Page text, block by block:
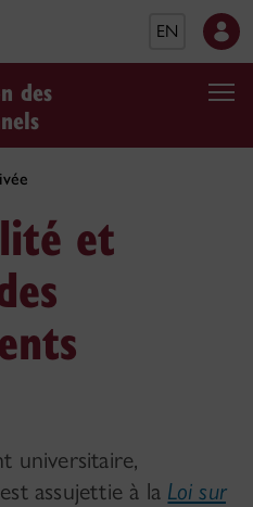
EN
des
et
universitaire,
assujettie à la Loi sur